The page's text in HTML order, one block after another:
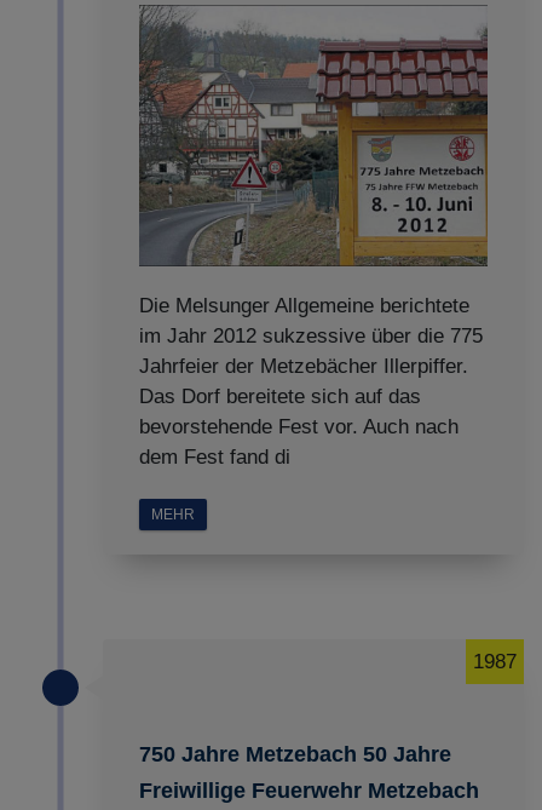
Die Melsunger Allgemeine berichtete
im Jahr 2012 sukzessive über die 775
Jahrfeier der Metzebächer Illerpiffer.
Das Dorf bereitete sich auf das
bevorstehende Fest vor. Auch nach
dem Fest fand di
MEHR
750 Jahre Metzebach 50 Jahre
Freiwillige Feuerwehr Metzebach
1987